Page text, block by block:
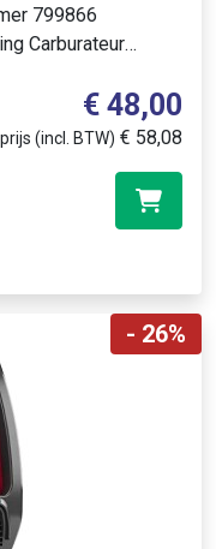
€ 48,00
(incl. BTW) € 58,08
- 26%